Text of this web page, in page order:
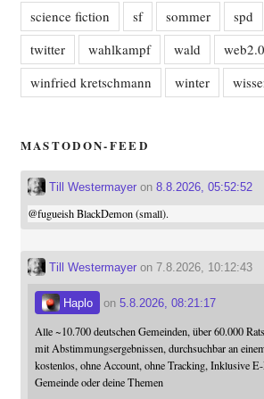
science fiction sf sommer spd
twitter
wahlkampf wald
web2.0
winfried kretschmann
winter
MASTODON-FEED
Till Westermayeron 8.8.2026, 05:52:52
@fugueishBlackDemon (small).
Till Westermayeron 7.8.2026, 10:12:43
Haplo on 5.8.2026, 08:21:17
Alle ~10.700 deutschen Gemeinden, über 60.000
mit Abstimmungsergebnissen, durchsuchbar an
kostenlos, ohne Account, ohne Tracking, Inklusive
Gemeinde oder deine Themen